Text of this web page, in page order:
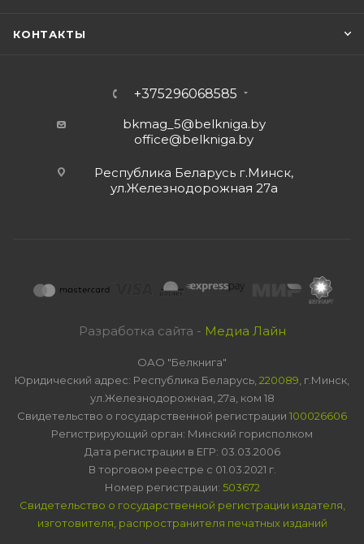
КОНТАКТЫ
+375296068585
bkmag_5@belkniga.by
office@belkniga.by
Республика Беларусь г.Минск,
ул.Железнодорожная 27а
Разработка сайта - Медиа Лайн
ОАО "Белкнига"
Юридический адрес: Республика Беларусь, 220089 , г.Минск,
ул.Железнодорожная, 27а, ком 18
Свидетельство о государственной регистрации 100026606
Регистрирующий орган: Минский горисполком
Дата регистрации в ЕГР: 03.03.2006
В торговом реестре с 01.03.2021 г.
Номер регистрации: 503672
Свидетельство о государственной регистрации издателя,
изготовителя, распространителя печатных изданий